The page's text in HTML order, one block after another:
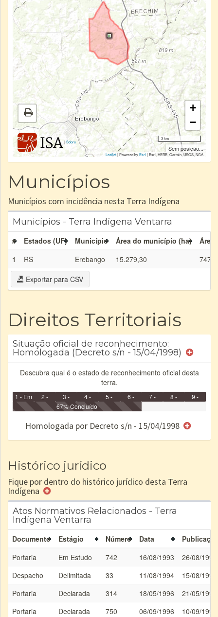
|Sobre
+
−
3 km
Sem posição...
Leaflet| Powered byEsri|Esri, HERE, Garmin, USGS, NGA
Municípios
Municípios com incidência nesta Terra Indígena
Municípios - Terra Indígena Ventarra
# Estados (UF) Município Área do município (ha)
Área
1
RS Erebango 15.279,30
Exportar para CSV
Direitos Territoriais
Situação oficial de reconhecimento:
Homologada (Decreto s/n - 15/04/1998)
Descubra qual é o estado de reconhecimento oficial desta
terra.
1 - Em
Identificação
2 -
Identificada
3 -
Declarada
4 -
Reservada
5 -
Homologada
6 -
Registrada
e/ou
7 -
8 -
9 -
67% Concluído
Homologada por Decreto s/n - 15/04/1998
Histórico jurídico
Fique por dentro do histórico jurídico desta Terra
Indígena
Atos Normativos Relacionados - Terra
Indígena Ventarra
Documento Estágio Número Data
Portaria
Em Estudo 742 16/08/1993
26/08/1993
Despacho
Delimitada 33 11/08/1994
15/08/1994
Portaria
Declarada 314 18/05/1996
21/05/1996
Portaria
Declarada 750 06/09/1996 10/09/1996